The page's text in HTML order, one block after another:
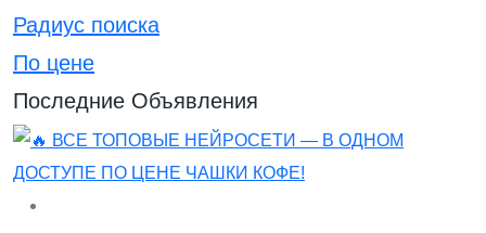
Радиус поиска
По цене
Последние Объявления